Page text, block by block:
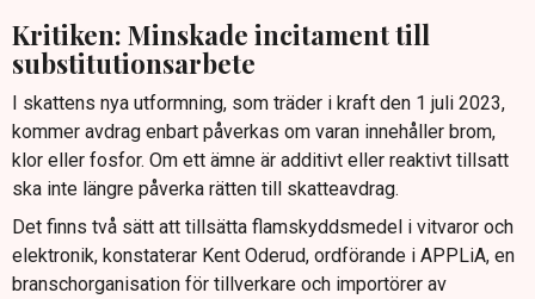
Kritiken: Minskade incitament till
substitutionsarbete
I skattens nya utformning, som träder i kraft den 1 juli 2023,
kommer avdrag enbart påverkas om varan innehåller brom,
klor eller fosfor. Om ett ämne är additivt eller reaktivt tillsatt
ska inte längre påverka rätten till skatteavdrag.
Det finns två sätt att tillsätta flamskyddsmedel i vitvaror och
elektronik, konstaterar Kent Oderud, ordförande i APPLiA, en
branschorganisation för tillverkare och importörer av